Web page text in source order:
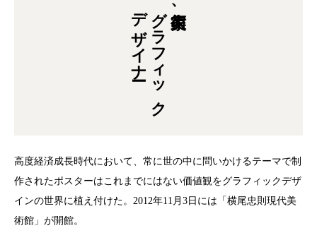
美術家、
グラフィック
デザイナー
高度経済成長時代において、常に世の中に問いかけるテーマで制
作されたポスターはこれまでにはない価値観をグラフィックデザ
インの世界に植え付けた。2012年11月3日には「横尾忠則現代美
術館」が開館。